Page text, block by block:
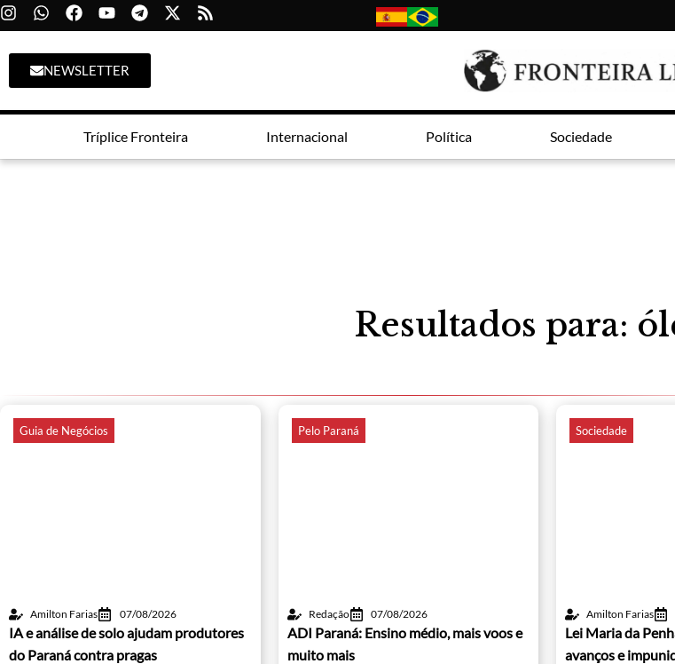
NEWSLETTER
Tríplice Fronteira Internacional Política Sociedade
Resultados para:
Guia de Negócios
Amilton Farias 07/08/2026
IA e análise de solo ajudam produtores
do Paraná contra pragas
Pelo Paraná
Redação 07/08/2026
ADI Paraná: Ensino médio, mais voos e
muito mais
Sociedade
Amilton Farias
Lei Maria da
avanços e